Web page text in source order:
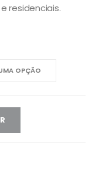
residenciais.